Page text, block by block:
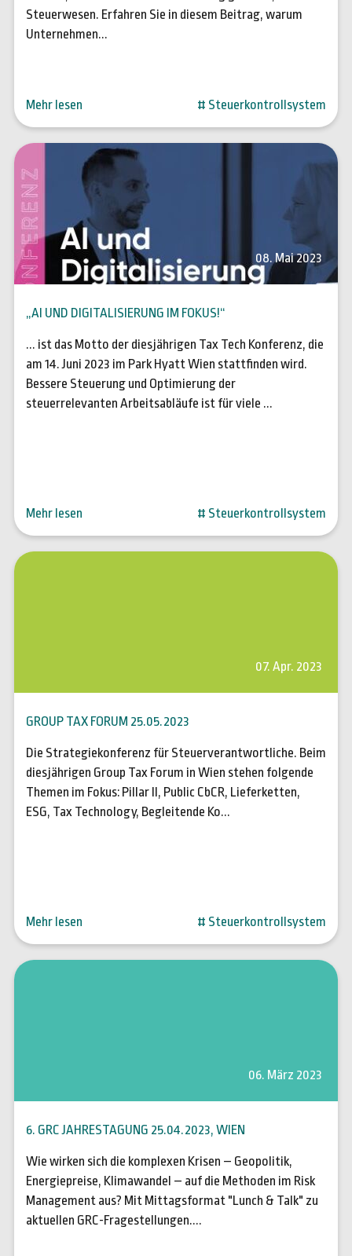
Steuerwesen. Erfahren Sie in diesem Beitrag, warum
Unternehmen...
Mehr lesen # Steuerkontrollsystem
08. Mai 2023
„AI UND DIGITALISIERUNG IM FOKUS!“
... ist das Motto der diesjährigen Tax Tech Konferenz, die
am 14. Juni 2023 im Park Hyatt Wien stattfinden wird.
Bessere Steuerung und Optimierung der
steuerrelevanten Arbeitsabläufe ist für viele ...
Mehr lesen # Steuerkontrollsystem
07. Apr. 2023
GROUP TAX FORUM 25.05.2023
Die Strategiekonferenz für Steuerverantwortliche. Beim
diesjährigen Group Tax Forum in Wien stehen folgende
Themen im Fokus: Pillar II, Public CbCR, Lieferketten,
ESG, Tax Technology, Begleitende Ko...
Mehr lesen # Steuerkontrollsystem
06. März 2023
6. GRC JAHRESTAGUNG 25.04.2023, WIEN
Wie wirken sich die komplexen Krisen – Geopolitik,
Energiepreise, Klimawandel – auf die Methoden im Risk
Management aus? Mit Mittagsformat "Lunch & Talk" zu
aktuellen GRC-Fragestellungen....